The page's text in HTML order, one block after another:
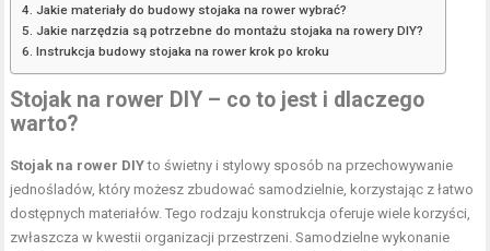
Jakie materiały do budowy stojaka na rower wybrać?
Jakie narzędzia są potrzebne do montażu stojaka na rowery DIY?
Instrukcja budowy stojaka na rower krok po kroku
Stojak na rower DIY – co to jest i dlaczego
warto?
Stojak na rower DIYto świetny i stylowy sposób na przechowywanie
jednośladów, który możesz zbudować samodzielnie, korzystając z łatwo
dostępnych materiałów. Tego rodzaju konstrukcja oferuje wiele korzyści,
zwłaszcza w kwestii organizacji przestrzeni. Samodzielne wykonanie